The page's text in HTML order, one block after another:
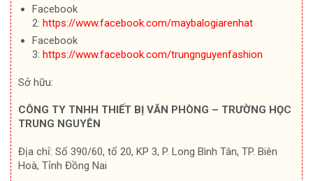
Facebook
2: https://www.facebook.com/maybalogiarenhat
Facebook
3: https://www.facebook.com/trungnguyenfashion
Sở hữu:
CÔNG TY TNHH THIẾT BỊ VĂN PHÒNG – TRƯỜNG HỌC
TRUNG NGUYÊN
Địa chỉ: Số 390/60, tổ 20, KP 3, P. Long Bình Tân, TP. Biên
Hoà, Tỉnh Đồng Nai